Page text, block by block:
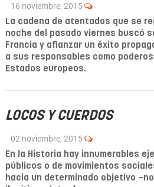
16 noviembre, 2015
La cadena de atentados que se
noche del pasado viernes buscó
Francia y afianzar un éxito
a sus responsables como
Estados europeos.
LOCOS Y CUERDOS
02 noviembre, 2015
En la Historia hay innumerables
públicos o de movimientos
hacia un determinado objetivo